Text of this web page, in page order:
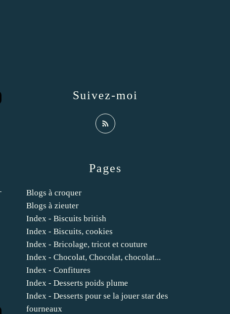
Pages
Blogs à croquer
Blogs à zieuter
Index - Biscuits british
Index - Biscuits, cookies
Index - Bricolage, tricot et couture
Index - Chocolat, Chocolat, chocolat...
Index - Confitures
Index - Desserts poids plume
Index - Desserts pour se la jouer star des
fourneaux
Suivez-moi